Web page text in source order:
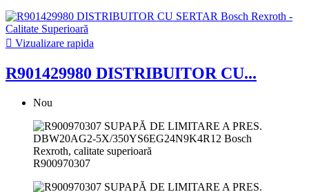
 Vizualizare rapida
R901429980 DISTRIBUITOR CU...
Nou
R900970307